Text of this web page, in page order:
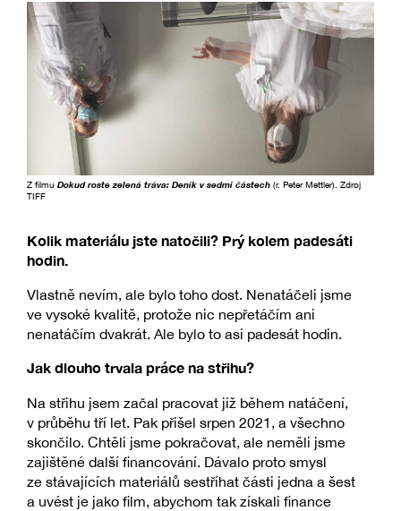
Z filmu Dokud roste zelená tráva: Deník v sedmi částech (r. Peter Mettler). Zdroj
TIFF
Kolik materiálu jste natočili? Prý kolem padesáti
hodin.
Vlastně nevím, ale bylo toho dost. Nenatáčeli jsme
ve vysoké kvalitě, protože nic nepřetáčím ani
nenatáčím dvakrát. Ale bylo to asi padesát hodin.
Jak dlouho trvala práce na střihu?
Na střihu jsem začal pracovat již během natáčení,
v průběhu tří let. Pak přišel srpen 2021, a všechno
skončilo. Chtěli jsme pokračovat, ale neměli jsme
zajištěné další financování. Dávalo proto smysl
ze stávajících materiálů sestříhat části jedna a šest
a uvést je jako film, abychom tak získali finance